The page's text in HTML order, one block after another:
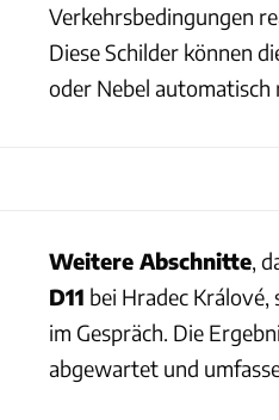
Verkehrsbedingungen
Diese Schilder können
oder Nebel automatisch
Weitere Abschnitte ,
D11 bei Hradec
im Gespräch. Die
abgewartet und